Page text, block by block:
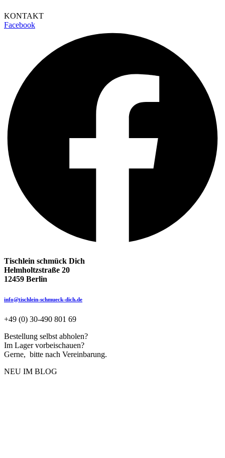
KONTAKT
Facebook
Tischlein schmück Dich
Helmholtzstraße 20
12459 Berlin
info@tischlein-schmueck-dich.de
+49 (0) 30-490 801 69
Bestellung selbst abholen?
Im Lager vorbeischauen?
Gerne, bitte nach Vereinbarung.
NEU IM BLOG